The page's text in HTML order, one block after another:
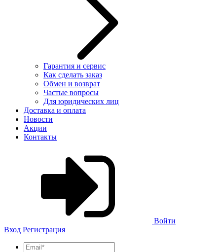
Гарантия и сервис
Как сделать заказ
Обмен и возврат
Частые вопросы
Для юридических лиц
Доставка и оплата
Новости
Акции
Контакты
Войти
Вход Регистрация